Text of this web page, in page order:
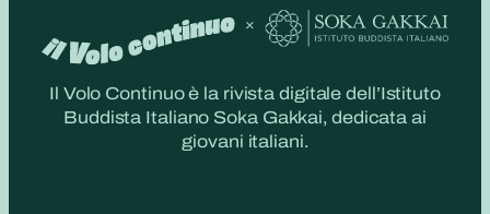
Il Volo Continuo è la rivista digitale dell’Istituto
Buddista Italiano Soka Gakkai, dedicata ai
giovani italiani.